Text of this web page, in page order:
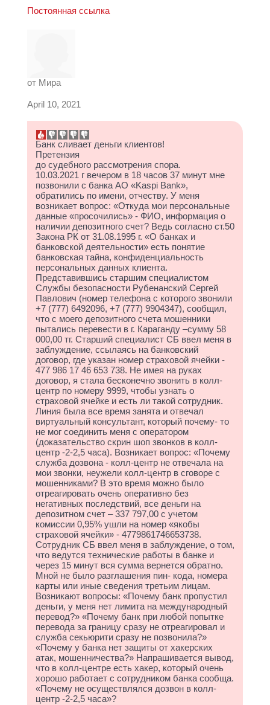
Постоянная ссылка
от Мира
April 10, 2021
Банк сливает деньги клиентов!
Претензия
до судебного рассмотрения спора.
10.03.2021 г вечером в 18 часов 37 минут мне
позвонили с банка АО «Kaspi Bank»,
обратились по имени, отчеству. У меня
возникает вопрос: «Откуда мои персональные
данные «просочились» - ФИО, информация о
наличии депозитного счет? Ведь согласно ст.50
Закона РК от 31.08.1995 г. «О банках и
банковской деятельности» есть понятие
банковская тайна, конфиденциальность
персональных данных клиента.
Представившись старшим специалистом
Службы безопасности Рубенанский Сергей
Павлович (номер телефона с которого звонили
+7 (777) 6492096, +7 (777) 9904347), сообщил,
что с моего депозитного счета мошенники
пытались перевести в г. Караганду –сумму 58
000,00 тг. Старший специалист СБ ввел меня в
заблуждение, ссылаясь на банковский
договор, где указан номер страховой ячейки -
477 986 17 46 653 738. Не имея на руках
договор, я стала бесконечно звонить в колл-
центр по номеру 9999, чтобы узнать о
страховой ячейке и есть ли такой сотрудник.
Линия была все время занята и отвечал
виртуальный консультант, который почему- то
не мог соединить меня с оператором
(доказательство скрин шоп звонков в колл-
центр -2-2,5 часа). Возникает вопрос: «Почему
служба дозвона - колл-центр не отвечала на
мои звонки, неужели колл-центр в сговоре с
мошенниками? В это время можно было
отреагировать очень оперативно без
негативных последствий, все деньги на
депозитном счет – 337 797,00 с учетом
комиссии 0,95% ушли на номер «якобы
страховой ячейки» - 4779861746653738.
Сотрудник СБ ввел меня в заблуждение, о том,
что ведутся технические работы в банке и
через 15 минут вся сумма вернется обратно.
Мной не было разглашения пин- кода, номера
карты или иные сведения третьим лицам.
Возникают вопросы: «Почему банк пропустил
деньги, у меня нет лимита на международный
перевод?» «Почему банк при любой попытке
перевода за границу сразу не отреагировал и
служба секьюрити сразу не позвонила?»
«Почему у банка нет защиты от хакерских
атак, мошенничества?» Напрашивается вывод,
что в колл-центре есть хакер, который очень
хорошо работает с сотрудником банка сообща.
«Почему не осуществлялся дозвон в колл-
центр -2-2,5 часа»?